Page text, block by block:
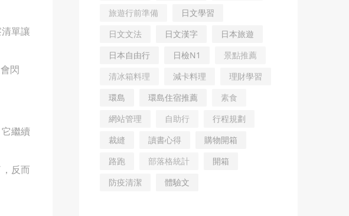
單讓
閃
繼續
反而
旅遊行前準備
日文學習
日文文法
日文漢字
日本旅遊
日本自由行
日檢N1
景點推薦
清冰箱料理
減卡料理
理財學習
環島
環島住宿推薦
素食
網站管理
自助行
行程規劃
裁縫
讀書心得
購物開箱
路跑
部落格統計
開箱
防疫清潔
體驗文